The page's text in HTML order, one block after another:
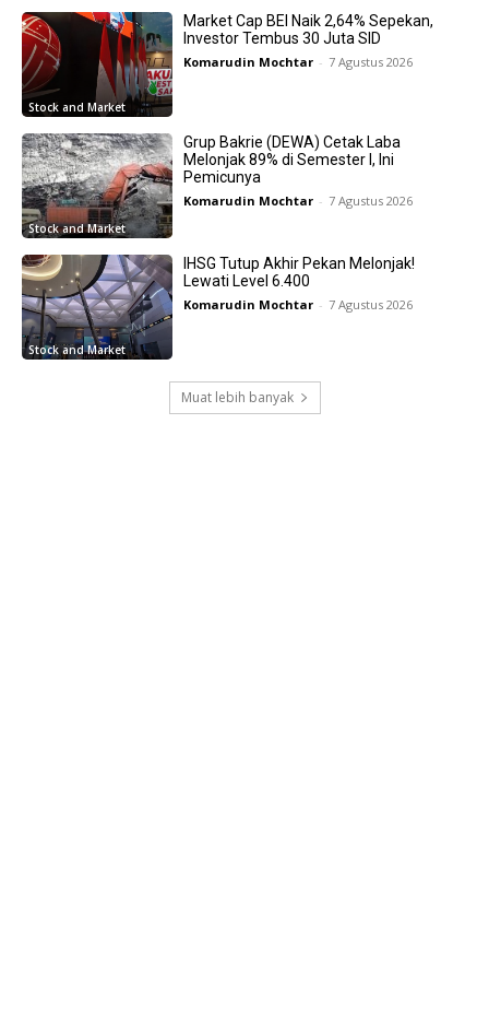
Stock and Market
Market Cap BEI Naik 2,64% Sepekan,
Investor Tembus 30 Juta SID
Komarudin Mochtar - 7 Agustus 2026
Stock and Market
Grup Bakrie (DEWA) Cetak Laba
Melonjak 89% di Semester I, Ini
Pemicunya
Komarudin Mochtar - 7 Agustus 2026
Stock and Market
IHSG Tutup Akhir Pekan Melonjak!
Lewati Level 6.400
Komarudin Mochtar - 7 Agustus 2026
Muat lebih banyak